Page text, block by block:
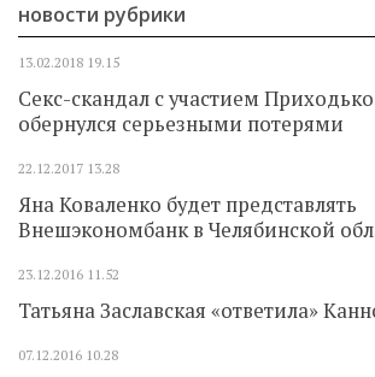
новости рубрики
13.02.2018 19.15
Секс-скандал с участием
обернулся серьезными потерями
22.12.2017 13.28
Яна Коваленко будет представлять
Внешэкономбанк в Челябинской
23.12.2016 11.52
Татьяна Заславская «ответила»
07.12.2016 10.28